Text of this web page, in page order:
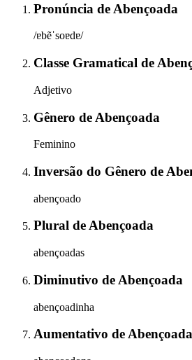
Pronúncia de Abençoada
/ɐbẽˈsoɐdɐ/
Classe Gramatical de
Adjetivo
Gênero de Abençoada
Feminino
Inversão do Gênero de
abençoado
Plural deAbençoada
abençoadas
Diminutivo de Abençoada
abençoadinha
Aumentativo deAbençoada